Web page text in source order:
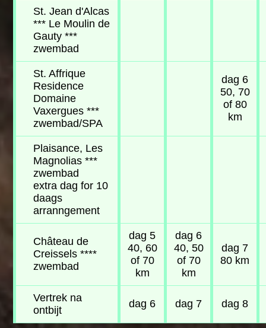
St. Jean d'Alcas
*** Le Moulin de
Gauty ***
zwembad
St. Affrique
Residence
Domaine
Vaxergues ***
zwembad/SPA
dag 6
50, 70
of 80
km
Plaisance, Les
Magnolias ***
zwembad
extra dag for 10
daags
arranngement
Château de
Creissels ****
zwembad
dag 5
40, 60
of 70
km
dag 6
40, 50
of 70
km
dag 7
80 km
Vertrek na
ontbijt
dag 6 dag 7 dag 8